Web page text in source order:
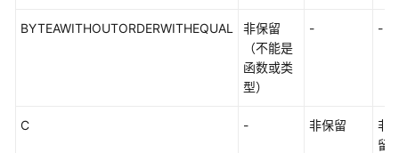
实
BYTEAWITHOUTORDERWITHEQUAL
非保留
（不能是
函数或类
型）
- -
C - 非保留
非
留